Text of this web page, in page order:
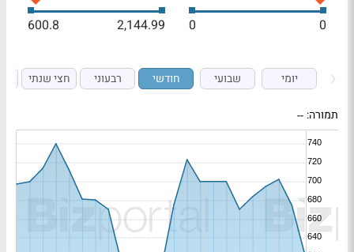
0
0
2,144.99
600.8
יומי שבועי חודשי רבעוני חצי שנתי
תמורה: --